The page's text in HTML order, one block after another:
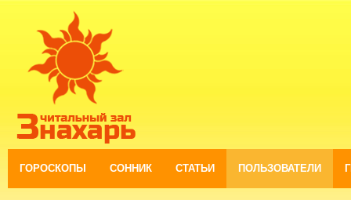
ГОРОСКОПЫ СОННИК СТАТЬИ ПОЛЬЗОВАТЕЛИ